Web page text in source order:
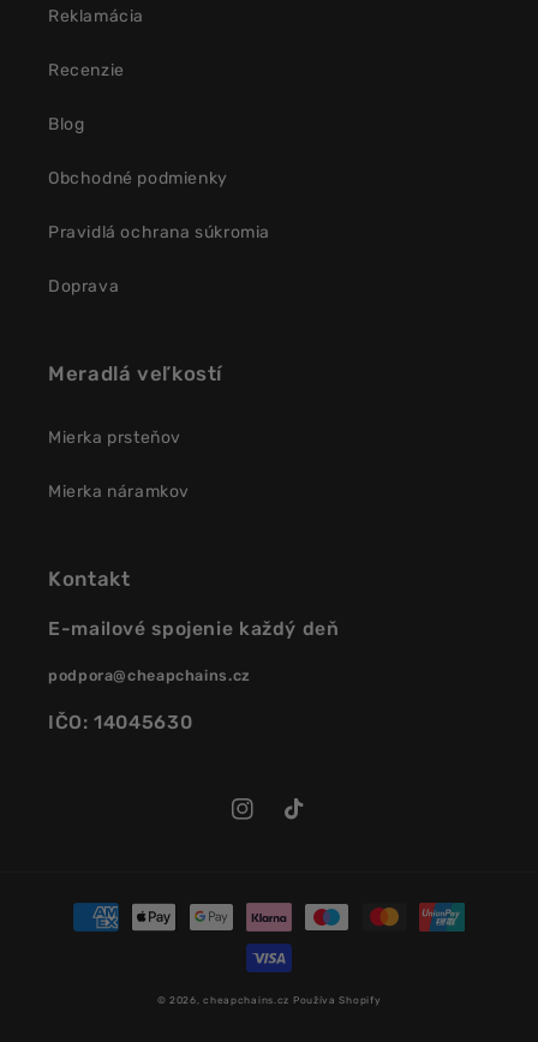
Reklamácia
Recenzie
Blog
Obchodné podmienky
Pravidlá ochrana súkromia
Doprava
Meradlá veľkostí
Mierka prsteňov
Mierka náramkov
Kontakt
E-mailové spojenie každý deň
podpora@cheapchains.cz
IČO: 14045630
InstagramTikTok
Platobné
metódy
© 2026,cheapchains.cz Používa Shopify